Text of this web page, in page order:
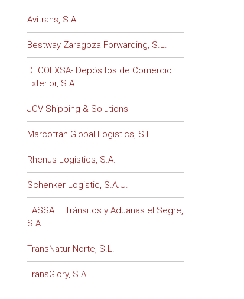
Avitrans, S.A.
Bestway Zaragoza Forwarding, S.L.
DECOEXSA- Depósitos de Comercio
Exterior, S.A.
JCV Shipping & Solutions
Marcotran Global Logistics, S.L.
Rhenus Logistics, S.A.
Schenker Logistic, S.A.U.
TASSA – Tránsitos y Aduanas el Segre,
S.A.
TransNatur Norte, S.L.
TransGlory, S.A.